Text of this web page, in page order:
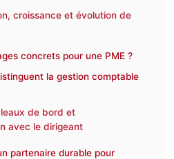
croissance et évolution de
concrets pour une PME ?
la gestion comptable
de bord et
avec le dirigeant
partenaire durable pour